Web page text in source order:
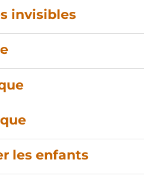
invisibles
les enfants